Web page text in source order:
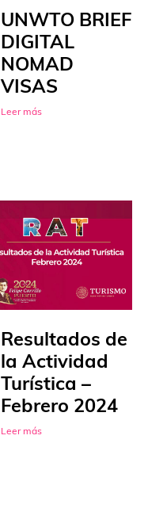
UNWTO BRIEF
DIGITAL
NOMAD
VISAS
Leer más
Resultados de
la Actividad
Turística –
Febrero 2024
Leer más